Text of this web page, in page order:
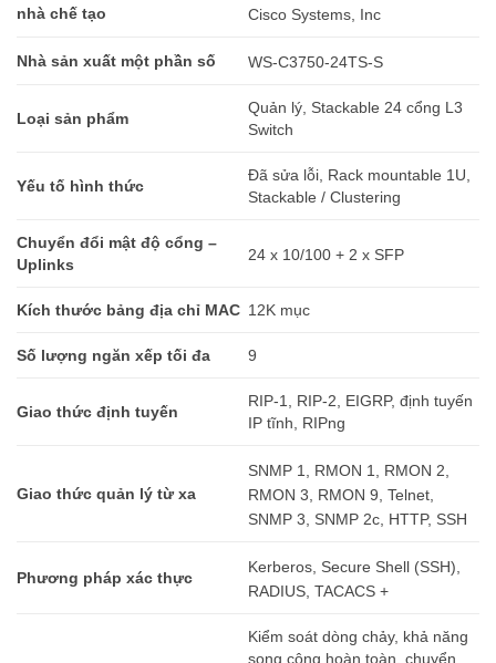
nhà chế tạo Cisco Systems, Inc
Nhà sản xuất một phần số WS-C3750-24TS-S
Loại sản phẩm
Quản lý, Stackable 24 cổng L3
Switch
Yếu tố hình thức
Đã sửa lỗi, Rack mountable 1U,
Stackable / Clustering
Chuyển đổi mật độ cổng –
Uplinks
24 x 10/100 + 2 x SFP
Kích thước bảng địa chỉ MAC 12K mục
Số lượng ngăn xếp tối đa 9
Giao thức định tuyến
RIP-1, RIP-2, EIGRP, định tuyến
IP tĩnh, RIPng
Giao thức quản lý từ xa
SNMP 1, RMON 1, RMON 2,
RMON 3, RMON 9, Telnet,
SNMP 3, SNMP 2c, HTTP, SSH
Phương pháp xác thực
Kerberos, Secure Shell (SSH),
RADIUS, TACACS +
Kiểm soát dòng chảy, khả năng
song công hoàn toàn, chuyển